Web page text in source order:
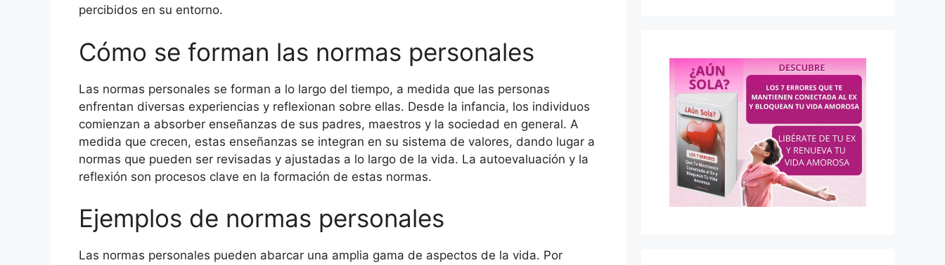
percibidos en su entorno.
Cómo se forman las normas personales
Las normas personales se forman a lo largo del tiempo, a medida que las personas
enfrentan diversas experiencias y reflexionan sobre ellas. Desde la infancia, los individuos
comienzan a absorber enseñanzas de sus padres, maestros y la sociedad en general. A
medida que crecen, estas enseñanzas se integran en su sistema de valores, dando lugar a
normas que pueden ser revisadas y ajustadas a lo largo de la vida. La autoevaluación y la
reflexión son procesos clave en la formación de estas normas.
Ejemplos de normas personales
Las normas personales pueden abarcar una amplia gama de aspectos de la vida. Por